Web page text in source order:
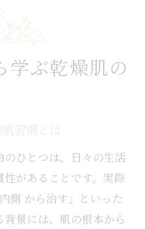
学ぶ乾燥肌の
習慣とは
ひとつは、日々の生活
があることです。実際
側 から治す」といった
景には、肌の根本から